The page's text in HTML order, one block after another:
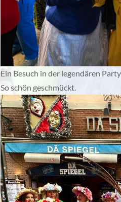
Ein Besuch in der legendären
So schön geschmückt.